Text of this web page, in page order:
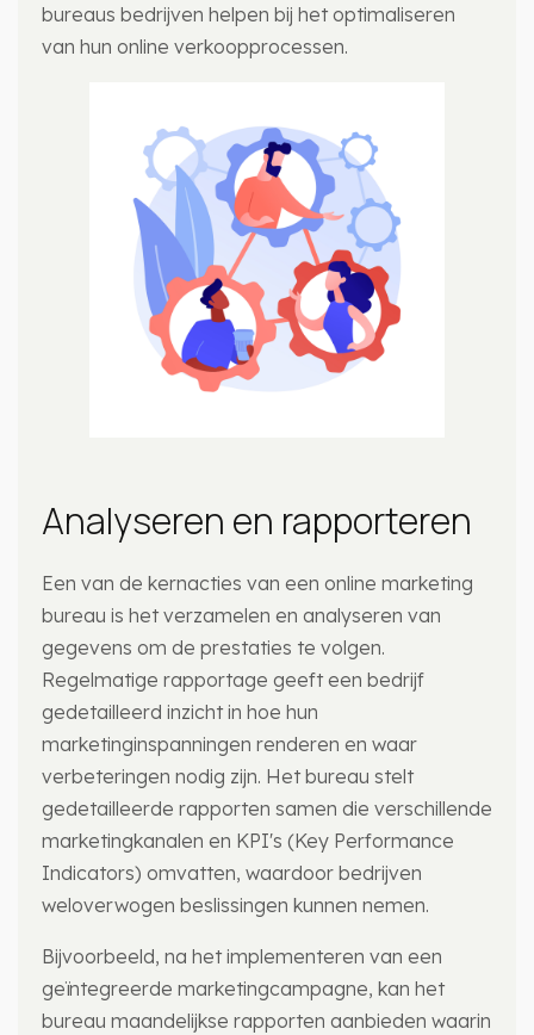
bureaus bedrijven helpen bij het optimaliseren
van hun online verkoopprocessen.
Analyseren en rapporteren
Een van de kernacties van een online marketing
bureau is het verzamelen en analyseren van
gegevens om de prestaties te volgen.
Regelmatige rapportage geeft een bedrijf
gedetailleerd inzicht in hoe hun
marketinginspanningen renderen en waar
verbeteringen nodig zijn. Het bureau stelt
gedetailleerde rapporten samen die verschillende
marketingkanalen en KPI's (Key Performance
Indicators) omvatten, waardoor bedrijven
weloverwogen beslissingen kunnen nemen.
Bijvoorbeeld, na het implementeren van een
geïntegreerde marketingcampagne, kan het
bureau maandelijkse rapporten aanbieden waarin